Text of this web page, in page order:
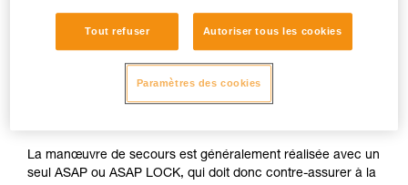
La manœuvre de secours est généralement réalisée avec un
seul ASAP ou ASAP LOCK, qui doit donc contre-assurer à la
Tout refuser Autoriser tous les cookies
Paramètres des cookies